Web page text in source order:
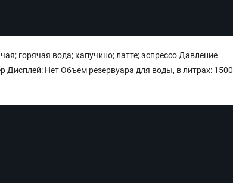
горячая вода; капучино; латте; эспрессо Давление
Нет Объем резервуара для воды, в литрах: 1500